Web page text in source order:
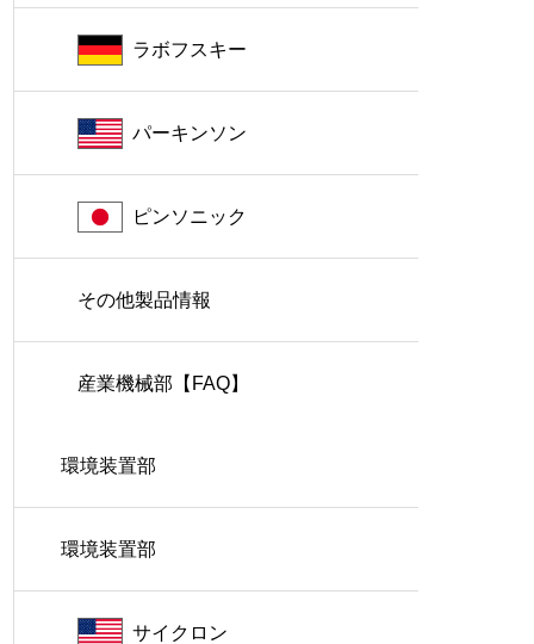
ラボフスキー
パーキンソン
ピンソニック
その他製品情報
産業機械部【FAQ】
環境装置部
環境装置部
サイクロン